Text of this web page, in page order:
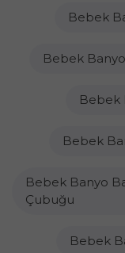
Bebek
Bebek
Bebek
Bebek
Bebek Banyo
Çubuğu
Bebek